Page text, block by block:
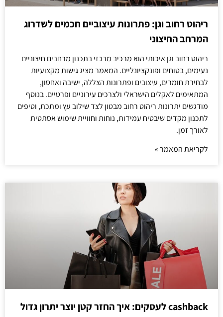
ריהוט רחוב וגן: פתרונות עיצוביים חכמים לשדרוג
המרחב החיצוני
ריהוט רחוב וגן איכותי הוא מרכיב מרכזי בתכנון מרחבים חיצוניים
נעימים, בטוחים ופונקציונליים. המאמר מציג גישות מקצועיות
לבחירת חומרים, עיצובים ופתרונות הצללה, ישיבה ואחסון,
המתאימים לאקלים הישראלי ולצרכים עירוניים ופרטיים. בנוסף
מודגשים יתרונות ריהוט רחוב מבטון לצד שילוב עץ ומתכת, וטיפים
לתכנון מקדים שיבטיח עמידות, נוחות וחוויית שימוש אסתטית
לאורך זמן.
לקריאת המאמר »
cashback לעסקים: איך החזר קטן יוצר יתרון גדול